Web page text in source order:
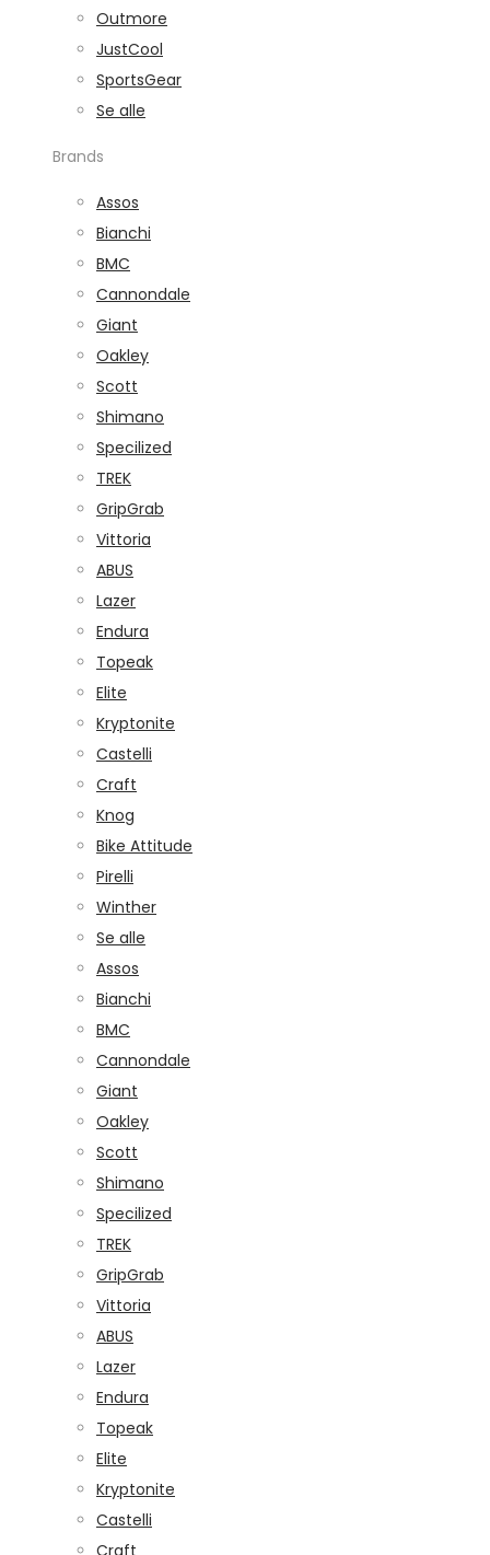
Outmore
JustCool
SportsGear
Se alle
Brands
Assos
Bianchi
BMC
Cannondale
Giant
Oakley
Scott
Shimano
Specilized
TREK
GripGrab
Vittoria
ABUS
Lazer
Endura
Topeak
Elite
Kryptonite
Castelli
Craft
Knog
Bike Attitude
Pirelli
Winther
Se alle
Assos
Bianchi
BMC
Cannondale
Giant
Oakley
Scott
Shimano
Specilized
TREK
GripGrab
Vittoria
ABUS
Lazer
Endura
Topeak
Elite
Kryptonite
Castelli
Craft